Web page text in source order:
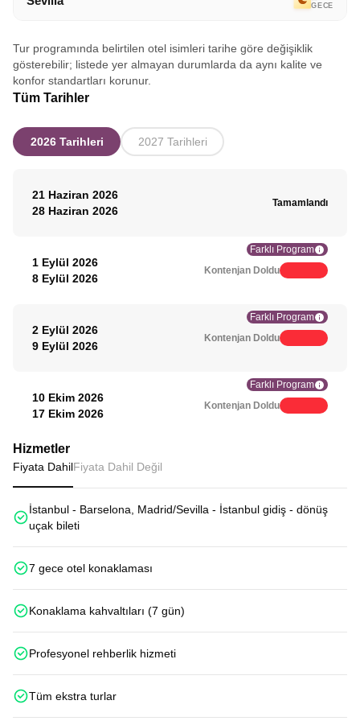
GECE
Tur programında belirtilen otel isimleri tarihe göre değişiklik
gösterebilir; listede yer almayan durumlarda da aynı kalite ve
konfor standartları korunur.
Tüm Tarihler
2026 Tarihleri 2027 Tarihleri
21 Haziran 2026
28 Haziran 2026
Tamamlandı
1 Eylül 2026
8 Eylül 2026
Farklı Program
Kontenjan Doldu
2 Eylül 2026
9 Eylül 2026
Farklı Program
Kontenjan Doldu
10 Ekim 2026
17 Ekim 2026
Farklı Program
Kontenjan Doldu
Hizmetler
Fiyata DahilFiyata Dahil Değil
İstanbul - Barselona, Madrid/Sevilla - İstanbul gidiş - dönüş
uçak bileti
7 gece otel konaklaması
Konaklama kahvaltıları (7 gün)
Profesyonel rehberlik hizmeti
Tüm ekstra turlar